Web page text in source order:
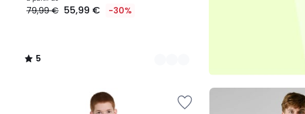
79,99 € 55,99 € -30%
5
/